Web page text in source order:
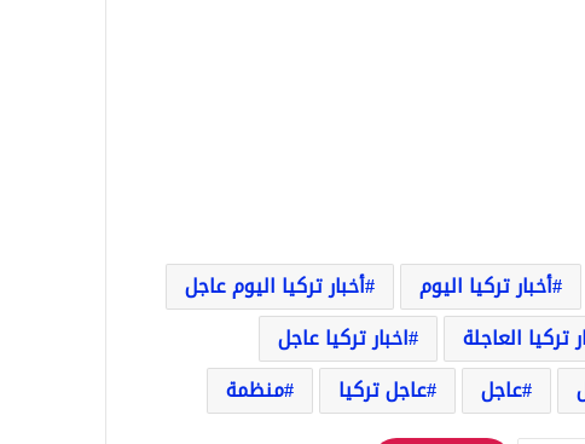
أخبار تركيا اليوم
أخبار تركيا اليوم عاجل
تركيا العاجلة
اخبار تركيا عاجل
عاجل عاجل تركيا منظمة